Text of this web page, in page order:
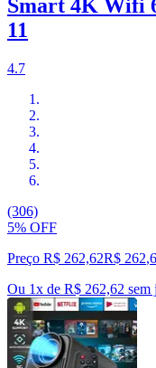
Smart 4K Wifi
11
4.7
(306)
5% OFF
Preço R$ 262,62R$ 262,
Ou 1x de R$ 262,62 sem